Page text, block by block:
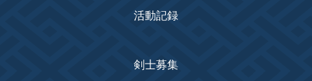
活動記録
剣士募集